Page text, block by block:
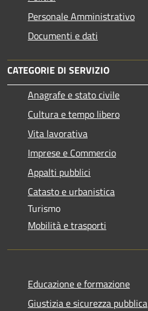
Personale Amministrativo
Documenti e dati
CATEGORIE DI SERVIZIO
Anagrafe e stato civile
Cultura e tempo libero
Vita lavorativa
Imprese e Commercio
Appalti pubblici
Catasto e urbanistica
Turismo
Mobilità e trasporti
Educazione e formazione
Giustizia e sicurezza pubblica